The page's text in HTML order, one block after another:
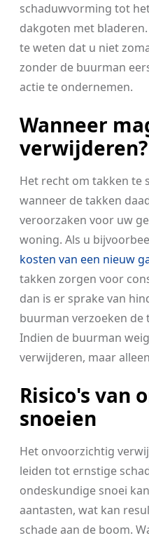
schaduwvorming tot
dakgoten met
te weten dat u niet
zonder de buurman
actie te ondernemen.
Wanneer
verwijderen?
Het recht om takken te
wanneer de takken
veroorzaken voor uw
woning. Als u
kosten van een nieuw
takken zorgen voor
dan is er sprake van
buurman verzoeken de
Indien de buurman
verwijderen, maar
Risico's van
snoeien
Het onvoorzichtig
leiden tot ernstige
ondeskundige snoei
aantasten, wat kan
schade aan de boom.